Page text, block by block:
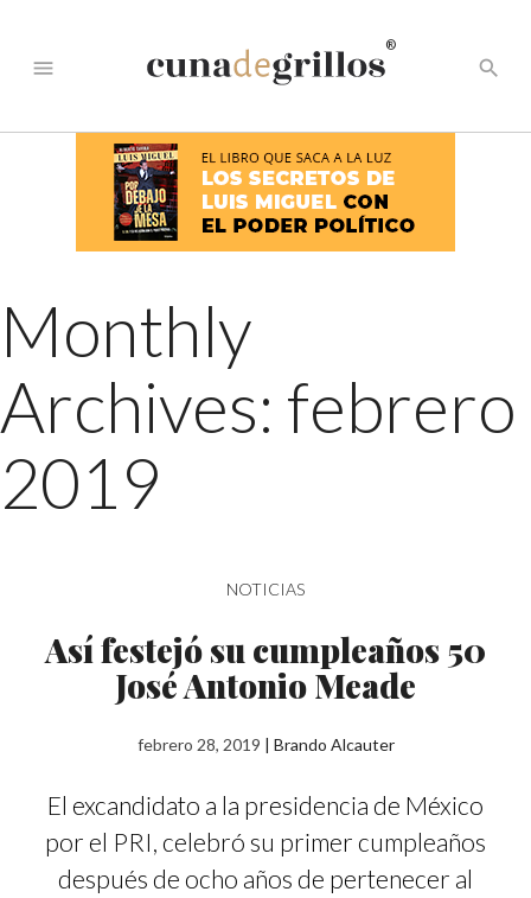
menu
®
search
Monthly
Archives: febrero
2019
NOTICIAS
Así festejó su cumpleaños 50
José Antonio Meade
febrero 28, 2019 | Brando Alcauter
El excandidato a la presidencia de México
por el PRI, celebró su primer cumpleaños
después de ocho años de pertenecer al